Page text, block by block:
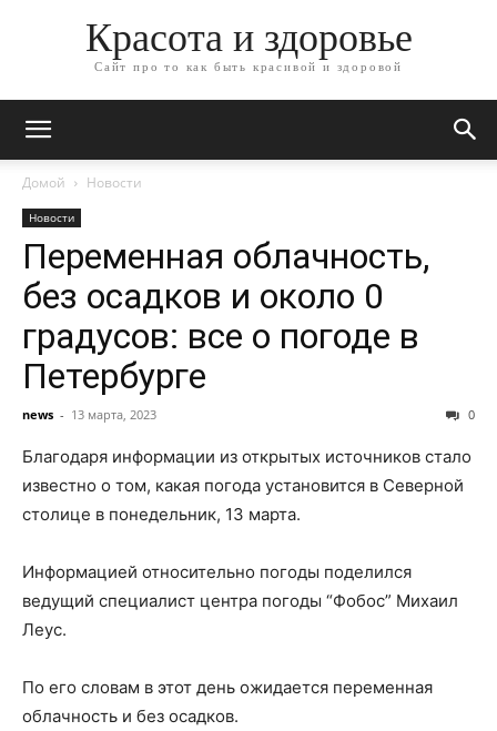
Красота и здоровье
Сайт про то как быть красивой и здоровой
Домой Новости
Новости
Переменная облачность,
без осадков и около 0
градусов: все о погоде в
Петербурге
news - 13 марта, 2023 0
Благодаря информации из открытых источников стало
известно о том, какая погода установится в Северной
столице в понедельник, 13 марта.
Информацией относительно погоды поделился
ведущий специалист центра погоды “Фобос” Михаил
Леус.
По его словам в этот день ожидается переменная
облачность и без осадков.